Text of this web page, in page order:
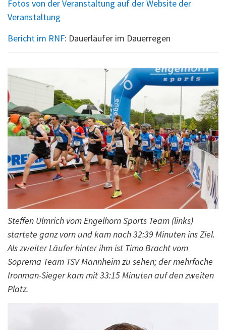
Fotos von der Veranstaltung auf der Website der
Veranstaltung
Bericht im RNF: Dauerläufer im Dauerregen
Steffen Ulmrich vom Engelhorn Sports Team (links)
startete ganz vorn und kam nach 32:39 Minuten ins Ziel.
Als zweiter Läufer hinter ihm ist Timo Bracht vom
Soprema Team TSV Mannheim zu sehen; der mehrfache
Ironman-Sieger kam mit 33:15 Minuten auf den zweiten
Platz.